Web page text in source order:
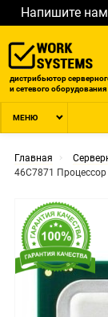
Напишите
дистрибьютор
и сетевого оборудования
МЕНЮ
Главная
46C7871 Процессор